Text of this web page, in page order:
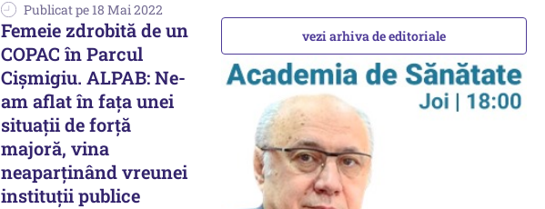
Publicat pe 18 Mai 2022
Femeie zdrobită de un
COPAC în Parcul
Cișmigiu. ALPAB: Ne-
am aflat în faţa unei
situaţii de forţă
majoră, vina
neaparţinând vreunei
instituţii publice
vezi arhiva de editoriale